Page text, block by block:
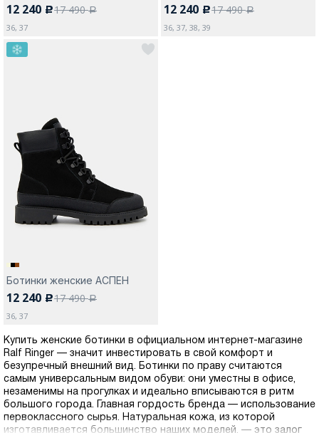
12 240 c17 490a
36, 37
12 240 c17 490a
36, 37, 38, 39
Ботинки женские АСПЕН
12 240 c17 490a
36, 37
Купить женские ботинки в официальном интернет-магазине
Ralf Ringer — значит инвестировать в свой комфорт и
безупречный внешний вид. Ботинки по праву считаются
самым универсальным видом обуви: они уместны в офисе,
незаменимы на прогулках и идеально вписываются в ритм
большого города. Главная гордость бренда — использование
первоклассного сырья. Натуральная кожа, из которой
изготавливается большинство наших моделей, — это залог